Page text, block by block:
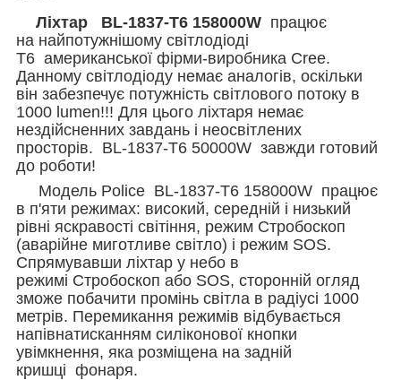
Ліхтар BL-1837-T6 158000W працює
на найпотужнішому світлодіоді
T6 американської фірми-виробника Cree.
Данному світлодіоду немає аналогів, оскільки
він забезпечує потужність світлового потоку в
1000 lumen!!! Для цього ліхтаря немає
нездійсненних завдань і неосвітлених
просторів. BL-1837-T6 50000W завжди готовий
до роботи!
Модель Police BL-1837-T6 158000W працює
в п'яти режимах: високий, середній і низький
рівні яскравості світіння, режим Стробоскоп
(аварійне миготливе світло) і режим SOS.
Спрямувавши ліхтар у небо в
режимі Стробоскоп або SOS, сторонній огляд
зможе побачити промінь світла в радіусі 1000
метрів. Перемикання режимів відбувається
напівнатисканням силіконової кнопки
увімкнення, яка розміщена на задній
кришці фонаря.